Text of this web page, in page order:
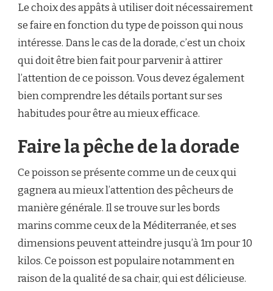
LE
MEILLEUR
APPÂT
POUR
LA
DORADE
?
Le choix des appâts à utiliser doit nécessairement
se faire en fonction du type de poisson qui nous
intéresse. Dans le cas de la dorade, c’est un choix
qui doit être bien fait pour parvenir à attirer
l’attention de ce poisson. Vous devez également
bien comprendre les détails portant sur ses
habitudes pour être au mieux efficace.
Faire la pêche de la dorade
Ce poisson se présente comme un de ceux qui
gagnera au mieux l’attention des pêcheurs de
manière générale. Il se trouve sur les bords
marins comme ceux de la Méditerranée, et ses
dimensions peuvent atteindre jusqu’à 1m pour 10
kilos. Ce poisson est populaire notamment en
raison de la qualité de sa chair, qui est délicieuse.